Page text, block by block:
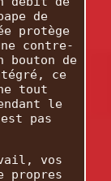
de
protège
contre-
bouton de
ce
tout
le
pas
vos
propres